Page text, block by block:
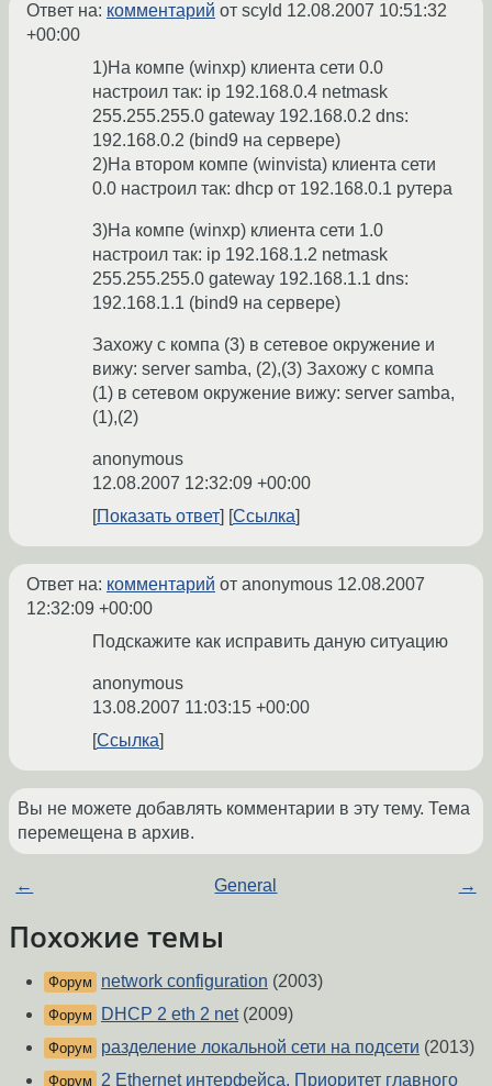
Ответ на: комментарий от scyld 12.08.2007 10:51:32
+00:00
1)На компе (winxp) клиента сети 0.0
настроил так: ip 192.168.0.4 netmask
255.255.255.0 gateway 192.168.0.2 dns:
192.168.0.2 (bind9 на сервере)
2)На втором компе (winvista) клиента сети
0.0 настроил так: dhcp от 192.168.0.1 рутера
3)На компе (winxp) клиента сети 1.0
настроил так: ip 192.168.1.2 netmask
255.255.255.0 gateway 192.168.1.1 dns:
192.168.1.1 (bind9 на сервере)
Захожу с компа (3) в сетевое окружение и
вижу: server samba, (2),(3) Захожу с компа
(1) в сетевом окружение вижу: server samba,
(1),(2)
anonymous
12.08.2007 12:32:09 +00:00
Показать ответ
Ссылка
Ответ на: комментарий от anonymous 12.08.2007
12:32:09 +00:00
Подскажите как исправить даную ситуацию
anonymous
13.08.2007 11:03:15 +00:00
Ссылка
Вы не можете добавлять комментарии в эту тему. Тема
перемещена в архив.
← General →
Похожие темы
Форум network configuration (2003)
Форум DHCP 2 eth 2 net(2009)
Форум разделение локальной сети на подсети (2013)
Форум 2 Ethernet интерфейса. Приоритет главного